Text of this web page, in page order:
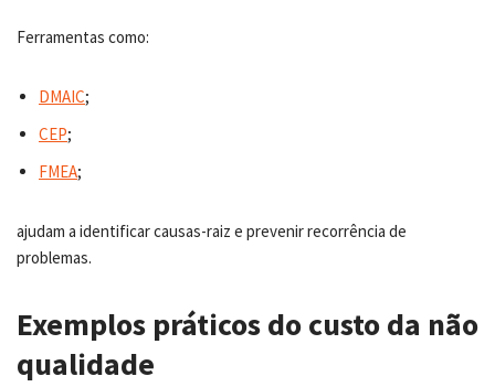
Ferramentas como:
DMAIC;
CEP;
FMEA;
ajudam a identificar causas-raiz e prevenir recorrência de
problemas.
Exemplos práticos do custo da não
qualidade